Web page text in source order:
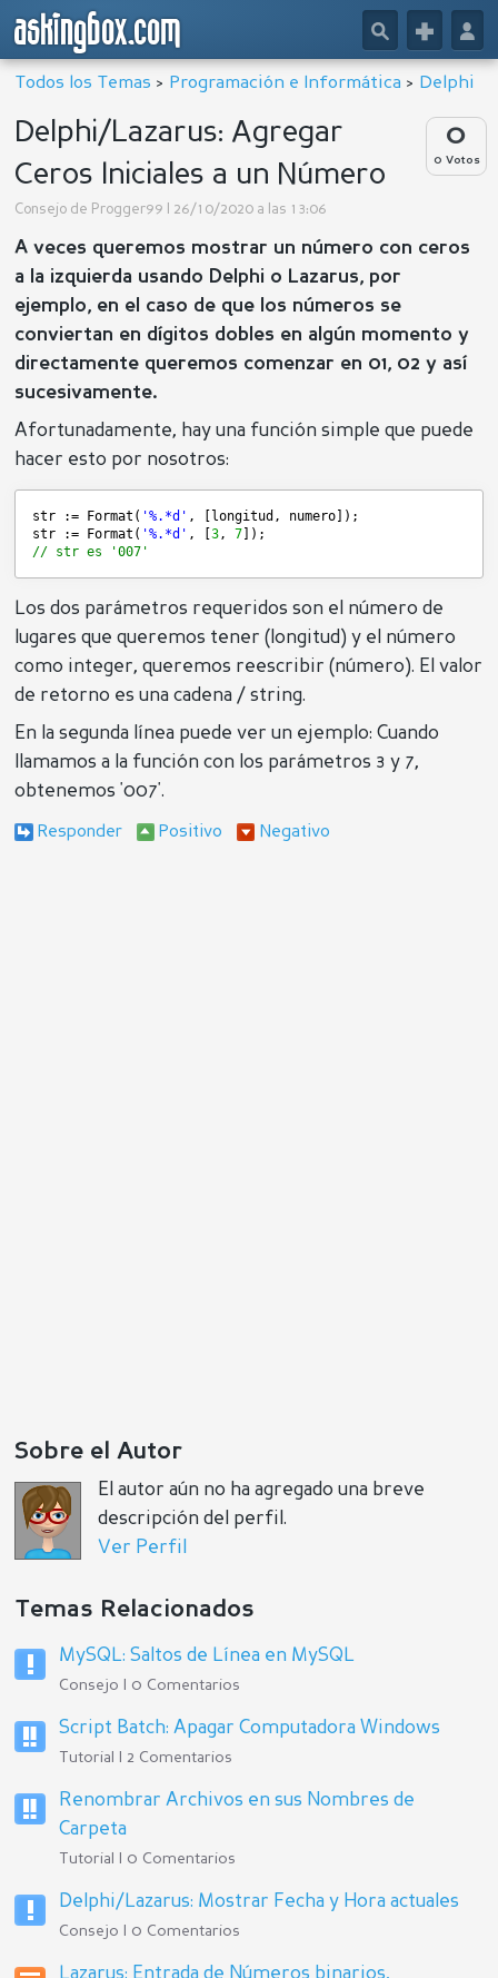
askingbox.com 👤
+
🔎
Todos los Temas > Programación e Informática > Delphi
0
0 Votos
Delphi/Lazarus: Agregar
Ceros Iniciales a un Número
Consejo de Progger99 | 26/10/2020 a las 13:06
A veces queremos mostrar un número con ceros
a la izquierda usando Delphi o Lazarus, por
ejemplo, en el caso de que los números se
conviertan en dígitos dobles en algún momento y
directamente queremos comenzar en 01, 02 y así
sucesivamente.
Afortunadamente, hay una función simple que puede
hacer esto por nosotros:
str := Format( '%.*d' , [longitud, numero]);
str := Format( '%.*d' , [3, 7 ]);
// str es '007'
Los dos parámetros requeridos son el número de
lugares que queremos tener (longitud) y el número
como integer, queremos reescribir (número). El valor
de retorno es una cadena / string.
En la segunda línea puede ver un ejemplo: Cuando
llamamos a la función con los parámetros 3 y 7,
obtenemos '007'.
Sobre el Autor
El autor aún no ha agregado una breve
descripción del perfil.
Ver Perfil
Temas Relacionados
MySQL: Saltos de Línea en MySQL
Consejo | 0 Comentarios
Script Batch: Apagar Computadora Windows
Tutorial | 2 Comentarios
Renombrar Archivos en sus Nombres de
Carpeta
Tutorial | 0 Comentarios
Delphi/Lazarus: Mostrar Fecha y Hora actuales
Consejo | 0 Comentarios
Lazarus: Entrada de Números binarios,